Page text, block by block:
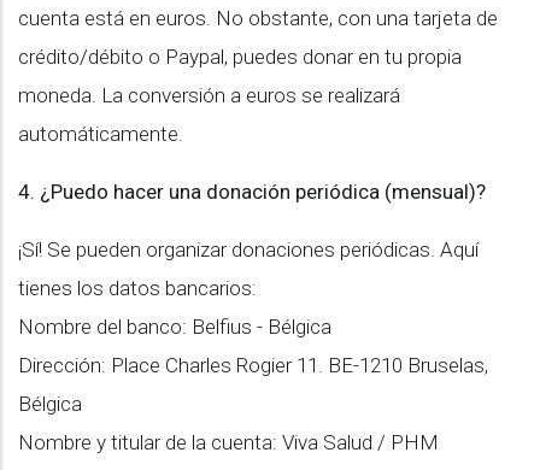
cuenta está en euros. No obstante, con una tarjeta de
crédito/débito o Paypal, puedes donar en tu propia
moneda. La conversión a euros se realizará
automáticamente.
4.⁠ ⁠¿Puedo hacer una donación periódica (mensual)?
¡Sí! Se pueden organizar donaciones periódicas. Aquí
tienes los datos bancarios:
Nombre del banco: Belfius - Bélgica
Dirección: Place Charles Rogier 11. BE-1210 Bruselas,
Bélgica
Nombre y titular de la cuenta: Viva Salud / PHM